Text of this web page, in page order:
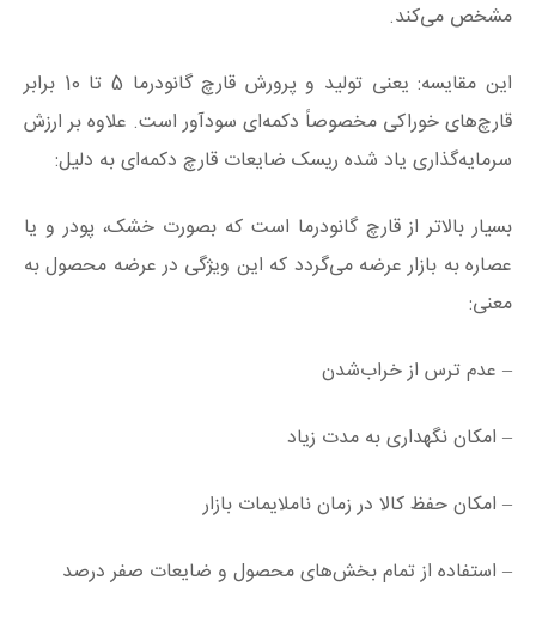
مشخص می‌کند.
این مقایسه: یعنی تولید و پرورش قارچ گانودرما 5 تا 10 برابر
قارچ‌های خوراکی مخصوصاً دکمه‌ای سودآور است. علاوه بر ارزش
سرمایه‌گذاری یاد شده ریسک ضایعات قارچ دکمه‌ای به دلیل:
بسیار بالاتر از قارچ گانودرما است که بصورت خشک، پودر و یا
عصاره به بازار عرضه می‌گردد که این ویژگی در عرضه محصول به
معنی:
– عدم ترس از خراب‌شدن
– امکان نگهداری به مدت زیاد
– امکان حفظ کالا در زمان ناملایمات بازار
– استفاده از تمام بخش‌های محصول و ضایعات صفر درصد